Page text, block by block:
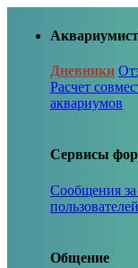
Дневники
Расчет
аквариумов
Сервисы
Сообщения за
пользователей
Общение